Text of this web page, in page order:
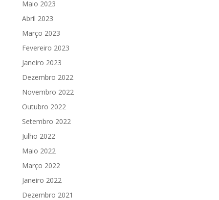
Maio 2023
Abril 2023
Março 2023
Fevereiro 2023
Janeiro 2023
Dezembro 2022
Novembro 2022
Outubro 2022
Setembro 2022
Julho 2022
Maio 2022
Março 2022
Janeiro 2022
Dezembro 2021